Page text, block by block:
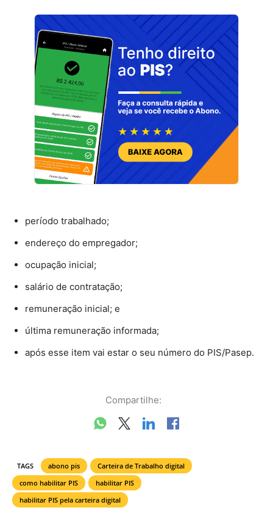
período trabalhado;
endereço do empregador;
ocupação inicial;
salário de contratação;
remuneração inicial; e
última remuneração informada;
após esse item vai estar o seu número do PIS/Pasep.
Compartilhe:
TAGS abono pis
Carteira de Trabalho digital
como habilitar PIS
habilitar PIS
habilitar PIS pela carteira digital